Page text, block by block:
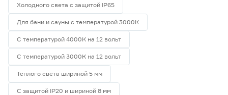
Холодного света с защитой IP65
Для бани и сауны с температурой 3000К
С температурой 4000К на 12 вольт
С температурой 3000К на 12 вольт
Теплого света шириной 5 мм
С защитой IP20 и шириной 8 мм